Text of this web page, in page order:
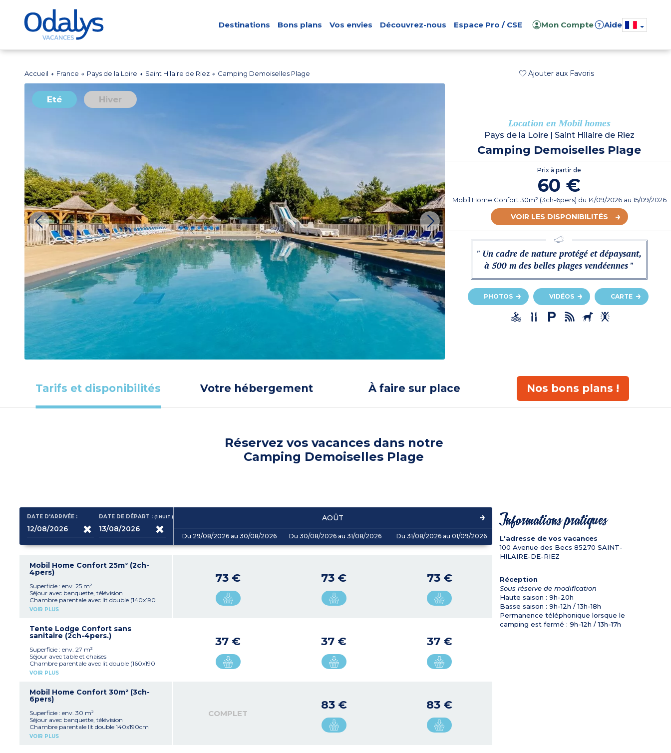
Destinations Bons plans Vos envies Découvrez-nous Espace Pro / CSE Mon Compte ? Aide
Accueil France Pays de la Loire Saint Hilaire de Riez Camping Demoiselles Plage Ajouter aux Favoris
Eté Hiver
Location en Mobil homes
Pays de la Loire| Saint Hilaire de Riez
Camping Demoiselles Plage
Prix à partir de
60 €
Mobil Home Confort 30m² (3ch-6pers) du14/09/2026au 15/09/2026
VOIR LES DISPONIBILITÉS
" Un cadre de nature protégé et dépaysant,
à 500 m des belles plages vendéennes "
PHOTOS VIDÉOS CARTE
Tarifs et disponibilités Votre hébergement À faire sur place Nos bons plans !
Réservez vos vacances dans notre
Camping Demoiselles Plage
DATE D'ARRIVÉE : DATE DE DÉPART :(1NUIT ) AOÛT
Du 29/08/2026 au 30/08/2026 Du 30/08/2026 au 31/08/2026 Du 31/08/2026 au 01/09/2026
Mobil Home Confort 25m² (2ch-
4pers)
Superficie : env. 25 m²
Séjour avec banquette, télévision
Chambre parentale avec lit double (140x190
cm)
Kitchenette équipée (réfrigérateur, plaque
électrique, micro-ondes, cafetière à filtre)
Salle d'eau avec douche, lavabo
WC séparés
Terrasse intégrée avec salon de jardin et parasol
Capacité max. 4 personnes, bébé/enfant
inclus
VOIR PLUS
73 € 73 € 73 €
Tente Lodge Confort sans
sanitaire (2ch-4pers.)
Superficie : env. 27 m²
Séjour avec table et chaises
Chambre parentale avec lit double (160x190
cm)
Kitchenette équipée (réfrigérateur-congélateur,
plaque électrique, four micro-ondes, cafetière
électrique à filtre)
Terrasse couverte (10 m²) avec salon de jardin,
parasol et 2 bains de soleil
Capacité max. 5 personnes, bébé/enfant
inclus
À noter :
VOIR PLUS
37 € 37 € 37 €
Mobil Home Confort 30m² (3ch-
6pers)
Superficie : env. 30 m²
Séjour avec banquette, télévision
Chambre parentale lit double 140x190cm
2 chambres enfants 2 lits simples 80x190cm
VOIR PLUS
COMPLET
83 € 83 €
Informations pratiques
L'adresse de vos vacances
100 Avenue des Becs 85270 SAINT-
HILAIRE-DE-RIEZ
Réception
Sous réserve de modification
Haute saison : 9h-20h
Basse saison : 9h-12h / 13h-18h
Permanence téléphonique lorsque le
camping est fermé : 9h-12h / 13h-17h